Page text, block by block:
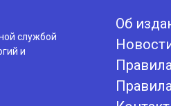
службой
и
Об